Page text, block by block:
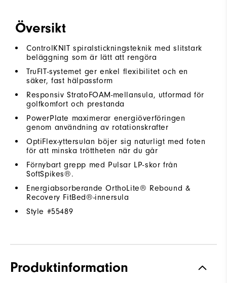
Översikt
ControlKNIT spiralstickningsteknik med slitstark
beläggning som är lätt att rengöra
TruFIT-systemet ger enkel flexibilitet och en
säker, fast hälpassform
Responsiv StratoFOAM-mellansula, utformad för
golfkomfort och prestanda
PowerPlate maximerar energiöverföringen
genom användning av rotationskrafter
OptiFlex-yttersulan böjer sig naturligt med foten
för att minska tröttheten när du går
Förnybart grepp med Pulsar LP-skor från
SoftSpikes®.
Energiabsorberande OrthoLite® Rebound &
Recovery FitBed®-innersula
Style #55489
Produktinformation